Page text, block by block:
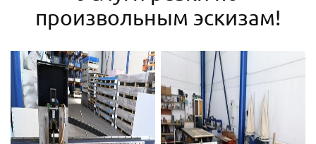
произвольным эскизам!